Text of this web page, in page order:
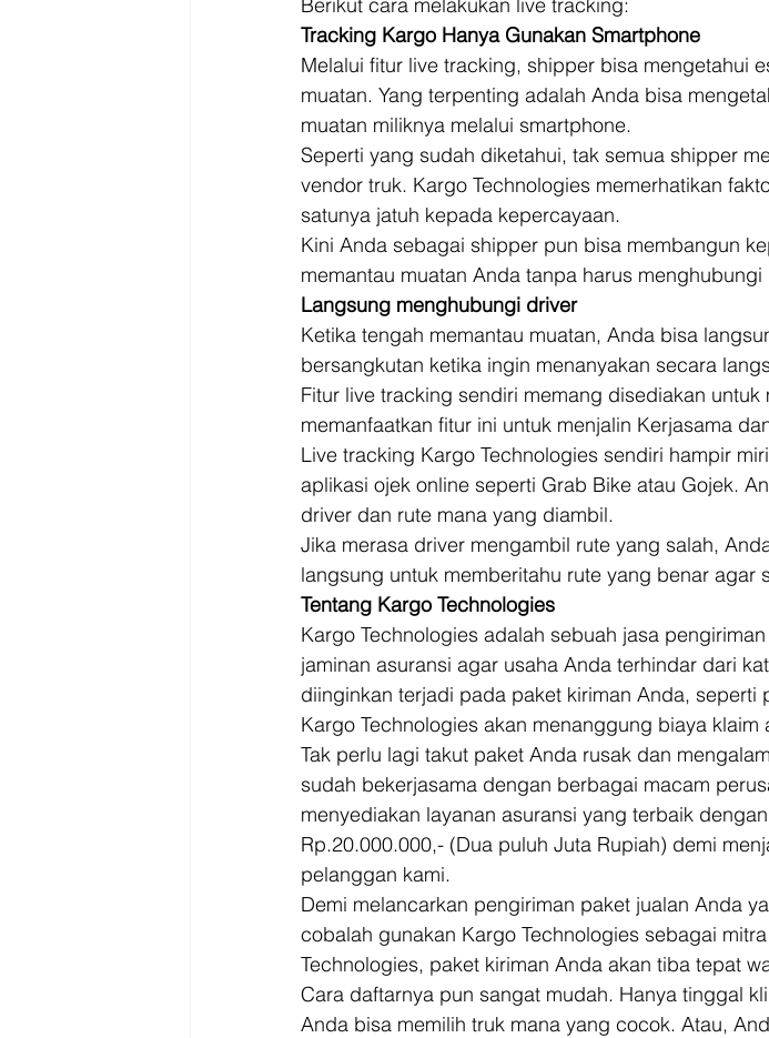
Tracking Kargo Hanya Gunakan Smartphone
Melalui fitur live tracking, shipper bisa mengetahui
muatan. Yang terpenting adalah Anda bisa
muatan miliknya melalui smartphone.
Seperti yang sudah diketahui, tak semua shipper
vendor truk. Kargo Technologies memerhatikan
satunya jatuh kepada kepercayaan.
Kini Anda sebagai shipper pun bisa membangun
memantau muatan Anda tanpa harus
Langsung menghubungi driver
Ketika tengah memantau muatan, Anda bisa
bersangkutan ketika ingin menanyakan secara
Fitur live tracking sendiri memang disediakan
memanfaatkan fitur ini untuk menjalin Kerjasama
Live tracking Kargo Technologies sendiri hampir
aplikasi ojek online seperti Grab Bike atau Gojek.
driver dan rute mana yang diambil.
Jika merasa driver mengambil rute yang salah,
langsung untuk memberitahu rute yang benar agar
Tentang Kargo Technologies
Kargo Technologies adalah sebuah jasa
jaminan asuransi agar usaha Anda terhindar dari
diinginkan terjadi pada paket kiriman Anda, seperti
Kargo Technologies akan menanggung biaya klaim
Tak perlu lagi takut paket Anda rusak dan
sudah bekerjasama dengan berbagai macam
menyediakan layanan asuransi yang terbaik
Rp.20.000.000,- (Dua puluh Juta Rupiah) demi
pelanggan kami.
Demi melancarkan pengiriman paket jualan Anda
cobalah gunakan Kargo Technologies sebagai
Technologies, paket kiriman Anda akan tiba tepat
Cara daftarnya pun sangat mudah. Hanya tinggal
Anda bisa memilih truk mana yang cocok. Atau,